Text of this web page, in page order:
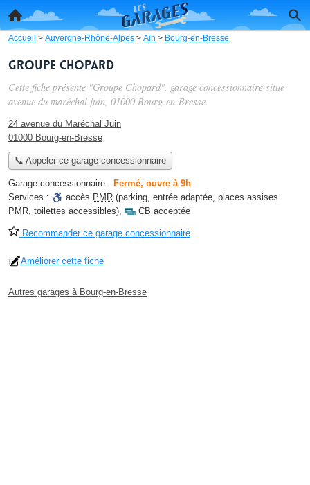
Accueil > Auvergne-Rhône-Alpes > Ain > Bourg-en-Bresse
Groupe Chopard
Cette fiche présente "Groupe Chopard", garage concessionnaire situé
avenue du maréchal juin, 01000 Bourg-en-Bresse.
24 avenue du Maréchal Juin
01000 Bourg-en-Bresse
📞 Appeler ce garage concessionnaire
Garage concessionnaire - Fermé, ouvre à 9h
Services :
accès PMR (parking, entrée adaptée, places assises
PMR, toilettes accessibles), CB acceptée
Recommander ce garage concessionnaire
Améliorer cette fiche
Autres garages à Bourg-en-Bresse